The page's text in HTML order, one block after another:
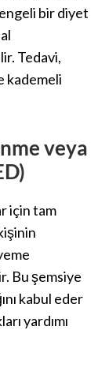
bir diyet
Tedavi,
kademeli
veya
için tam
Bu şemsiye
kabul eder
yardımı